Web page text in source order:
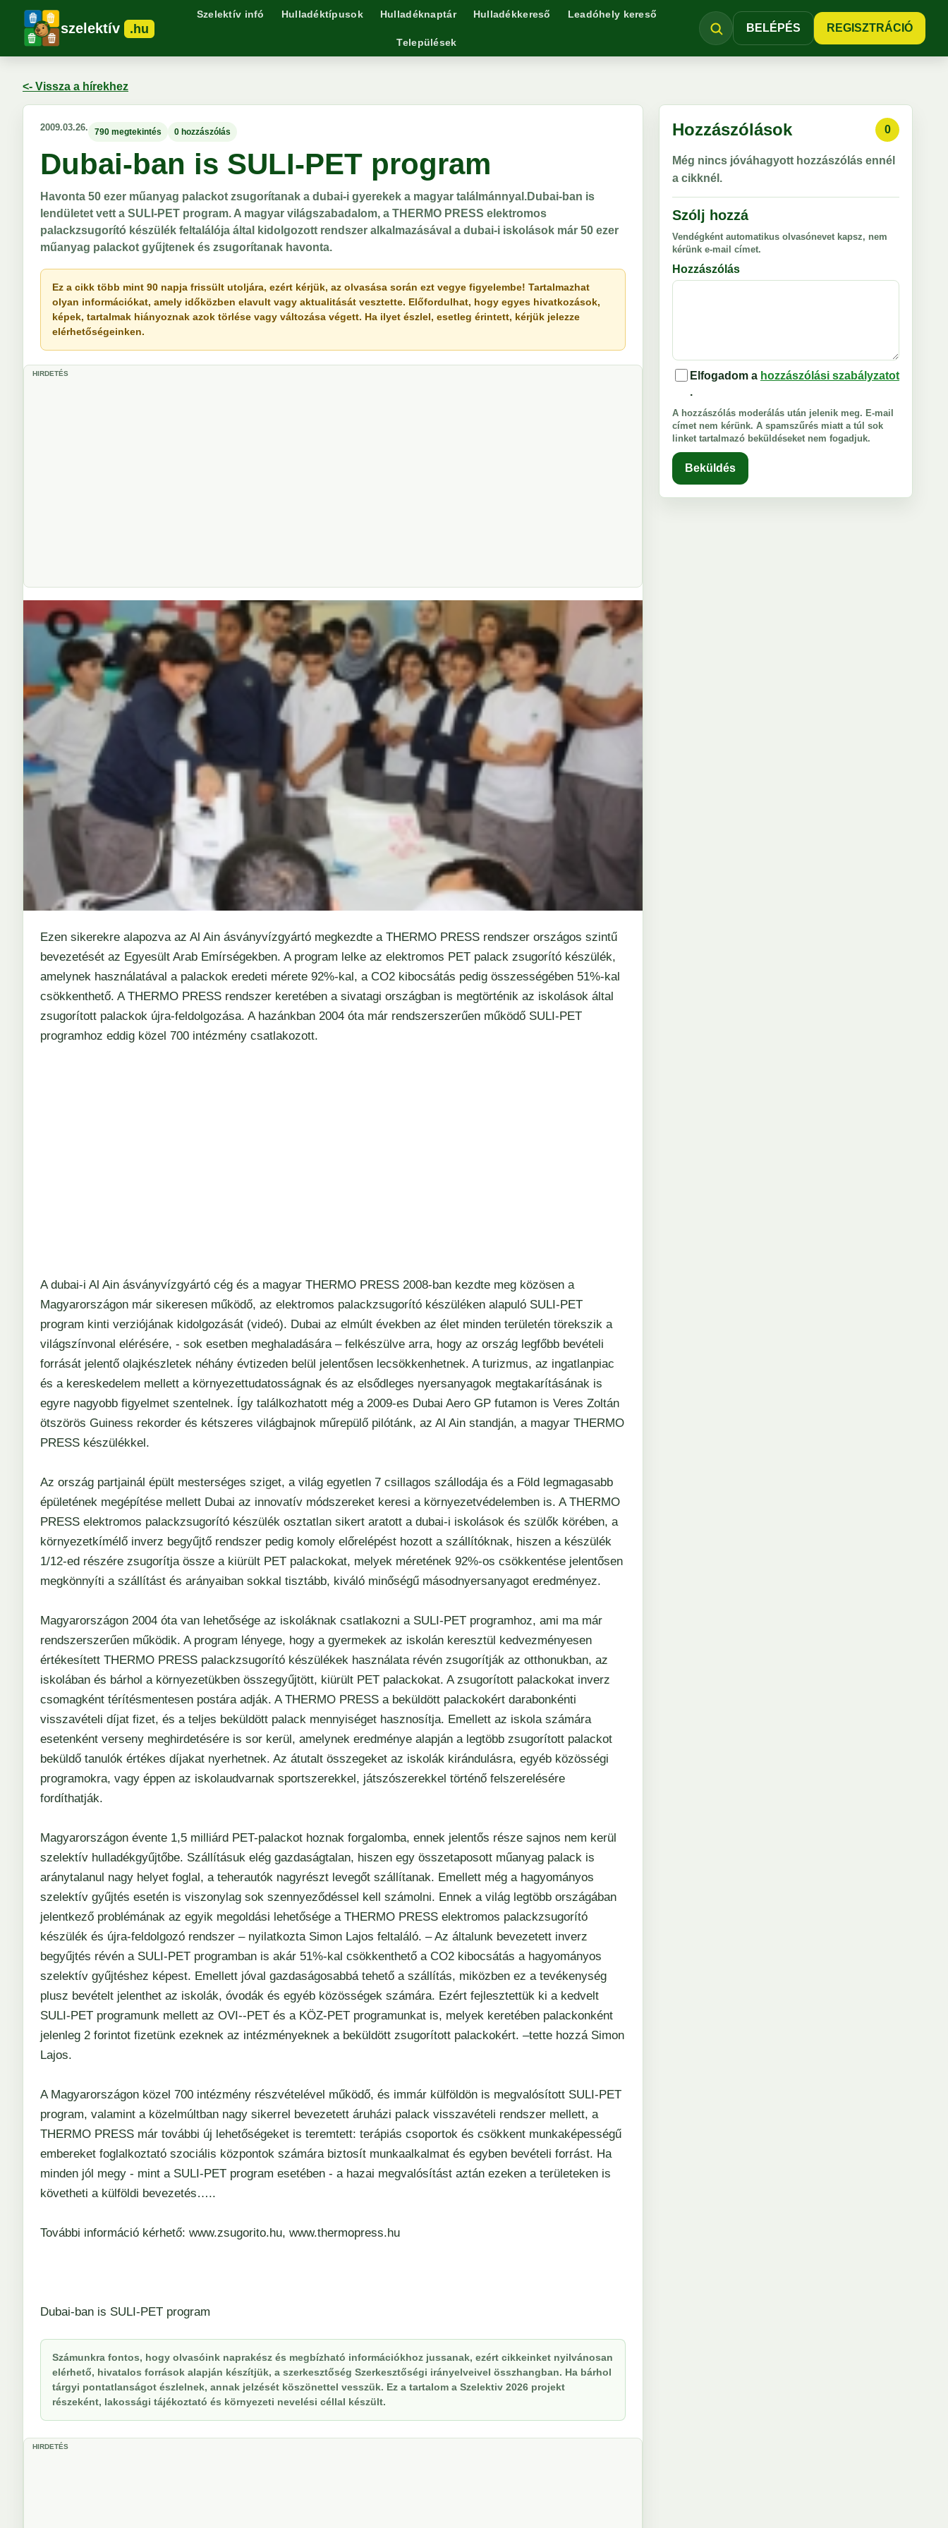
szelektív .hu
Szelektív infó Hulladéktípusok Hulladéknaptár Hulladékkereső Leadóhely kereső
Települések
BELÉPÉS REGISZTRÁCIÓ
<- Vissza a hírekhez
2009.03.26. 790 megtekintés 0 hozzászólás
Dubai-ban is SULI-PET program
Havonta 50 ezer műanyag palackot zsugorítanak a dubai-i gyerekek a magyar találmánnyal.Dubai-ban is
lendületet vett a SULI-PET program. A magyar világszabadalom, a THERMO PRESS elektromos
palackzsugorító készülék feltalálója által kidolgozott rendszer alkalmazásával a dubai-i iskolások már 50 ezer
műanyag palackot gyűjtenek és zsugorítanak havonta.
Ez a cikk több mint 90 napja frissült utoljára, ezért kérjük, az olvasása során ezt vegye figyelembe! Tartalmazhat
olyan információkat, amely időközben elavult vagy aktualitását vesztette. Előfordulhat, hogy egyes hivatkozások,
képek, tartalmak hiányoznak azok törlése vagy változása végett. Ha ilyet észlel, esetleg érintett, kérjük jelezze
elérhetőségeinken.
HIRDETÉS
Ezen sikerekre alapozva az Al Ain ásványvízgyártó megkezdte a THERMO PRESS rendszer országos szintű
bevezetését az Egyesült Arab Emírségekben. A program lelke az elektromos PET palack zsugorító készülék,
amelynek használatával a palackok eredeti mérete 92%-kal, a CO2 kibocsátás pedig összességében 51%-kal
csökkenthető. A THERMO PRESS rendszer keretében a sivatagi országban is megtörténik az iskolások által
zsugorított palackok újra-feldolgozása. A hazánkban 2004 óta már rendszerszerűen működő SULI-PET
programhoz eddig közel 700 intézmény csatlakozott.
A dubai-i Al Ain ásványvízgyártó cég és a magyar THERMO PRESS 2008-ban kezdte meg közösen a
Magyarországon már sikeresen működő, az elektromos palackzsugorító készüléken alapuló SULI-PET
program kinti verziójának kidolgozását (videó). Dubai az elmúlt években az élet minden területén törekszik a
világszínvonal elérésére, - sok esetben meghaladására – felkészülve arra, hogy az ország legfőbb bevételi
forrását jelentő olajkészletek néhány évtizeden belül jelentősen lecsökkenhetnek. A turizmus, az ingatlanpiac
és a kereskedelem mellett a környezettudatosságnak és az elsődleges nyersanyagok megtakarításának is
egyre nagyobb figyelmet szentelnek. Így találkozhatott még a 2009-es Dubai Aero GP futamon is Veres Zoltán
ötszörös Guiness rekorder és kétszeres világbajnok műrepülő pilótánk, az Al Ain standján, a magyar THERMO
PRESS készülékkel.
Az ország partjainál épült mesterséges sziget, a világ egyetlen 7 csillagos szállodája és a Föld legmagasabb
épületének megépítése mellett Dubai az innovatív módszereket keresi a környezetvédelemben is. A THERMO
PRESS elektromos palackzsugorító készülék osztatlan sikert aratott a dubai-i iskolások és szülők körében, a
környezetkímélő inverz begyűjtő rendszer pedig komoly előrelépést hozott a szállítóknak, hiszen a készülék
1/12-ed részére zsugorítja össze a kiürült PET palackokat, melyek méretének 92%-os csökkentése jelentősen
megkönnyíti a szállítást és arányaiban sokkal tisztább, kiváló minőségű másodnyersanyagot eredményez.
Magyarországon 2004 óta van lehetősége az iskoláknak csatlakozni a SULI-PET programhoz, ami ma már
rendszerszerűen működik. A program lényege, hogy a gyermekek az iskolán keresztül kedvezményesen
értékesített THERMO PRESS palackzsugorító készülékek használata révén zsugorítják az otthonukban, az
iskolában és bárhol a környezetükben összegyűjtött, kiürült PET palackokat. A zsugorított palackokat inverz
csomagként térítésmentesen postára adják. A THERMO PRESS a beküldött palackokért darabonkénti
visszavételi díjat fizet, és a teljes beküldött palack mennyiséget hasznosítja. Emellett az iskola számára
esetenként verseny meghirdetésére is sor kerül, amelynek eredménye alapján a legtöbb zsugorított palackot
beküldő tanulók értékes díjakat nyerhetnek. Az átutalt összegeket az iskolák kirándulásra, egyéb közösségi
programokra, vagy éppen az iskolaudvarnak sportszerekkel, játszószerekkel történő felszerelésére
fordíthatják.
Magyarországon évente 1,5 milliárd PET-palackot hoznak forgalomba, ennek jelentős része sajnos nem kerül
szelektív hulladékgyűjtőbe. Szállításuk elég gazdaságtalan, hiszen egy összetaposott műanyag palack is
aránytalanul nagy helyet foglal, a teherautók nagyrészt levegőt szállítanak. Emellett még a hagyományos
szelektív gyűjtés esetén is viszonylag sok szennyeződéssel kell számolni. Ennek a világ legtöbb országában
jelentkező problémának az egyik megoldási lehetősége a THERMO PRESS elektromos palackzsugorító
készülék és újra-feldolgozó rendszer – nyilatkozta Simon Lajos feltaláló. – Az általunk bevezetett inverz
begyűjtés révén a SULI-PET programban is akár 51%-kal csökkenthető a CO2 kibocsátás a hagyományos
szelektív gyűjtéshez képest. Emellett jóval gazdaságosabbá tehető a szállítás, miközben ez a tevékenység
plusz bevételt jelenthet az iskolák, óvodák és egyéb közösségek számára. Ezért fejlesztettük ki a kedvelt
SULI-PET programunk mellett az OVI--PET és a KÖZ-PET programunkat is, melyek keretében palackonként
jelenleg 2 forintot fizetünk ezeknek az intézményeknek a beküldött zsugorított palackokért. –tette hozzá Simon
Lajos.
A Magyarországon közel 700 intézmény részvételével működő, és immár külföldön is megvalósított SULI-PET
program, valamint a közelmúltban nagy sikerrel bevezetett áruházi palack visszavételi rendszer mellett, a
THERMO PRESS már további új lehetőségeket is teremtett: terápiás csoportok és csökkent munkaképességű
embereket foglalkoztató szociális központok számára biztosít munkaalkalmat és egyben bevételi forrást. Ha
minden jól megy - mint a SULI-PET program esetében - a hazai megvalósítást aztán ezeken a területeken is
követheti a külföldi bevezetés…..
További információ kérhető: www.zsugorito.hu, www.thermopress.hu
Dubai-ban is SULI-PET program
Számunkra fontos, hogy olvasóink naprakész és megbízható információkhoz jussanak, ezért cikkeinket nyilvánosan
elérhető, hivatalos források alapján készítjük, a szerkesztőség Szerkesztőségi irányelveivel összhangban. Ha bárhol
tárgyi pontatlanságot észlelnek, annak jelzését köszönettel vesszük. Ez a tartalom a Szelektiv 2026 projekt
részeként, lakossági tájékoztató és környezeti nevelési céllal készült.
HIRDETÉS
Hozzászólások 0
Még nincs jóváhagyott hozzászólás ennél
a cikknél.
Szólj hozzá
Vendégként automatikus olvasónevet kapsz, nem
kérünk e-mail címet.
Hozzászólás
Elfogadom a hozzászólási szabályzatot
.
A hozzászólás moderálás után jelenik meg. E-mail
címet nem kérünk. A spamszűrés miatt a túl sok
linket tartalmazó beküldéseket nem fogadjuk.
Beküldés